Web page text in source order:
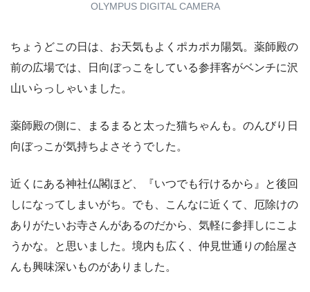
OLYMPUS DIGITAL CAMERA
ちょうどこの日は、お天気もよくポカポカ陽気。薬師殿の
前の広場では、日向ぼっこをしている参拝客がベンチに沢
山いらっしゃいました。
薬師殿の側に、まるまると太った猫ちゃんも。のんびり日
向ぼっこが気持ちよさそうでした。
近くにある神社仏閣ほど、『いつでも行けるから』と後回
しになってしまいがち。でも、こんなに近くて、厄除けの
ありがたいお寺さんがあるのだから、気軽に参拝しにこよ
うかな。と思いました。境内も広く、仲見世通りの飴屋さ
んも興味深いものがありました。